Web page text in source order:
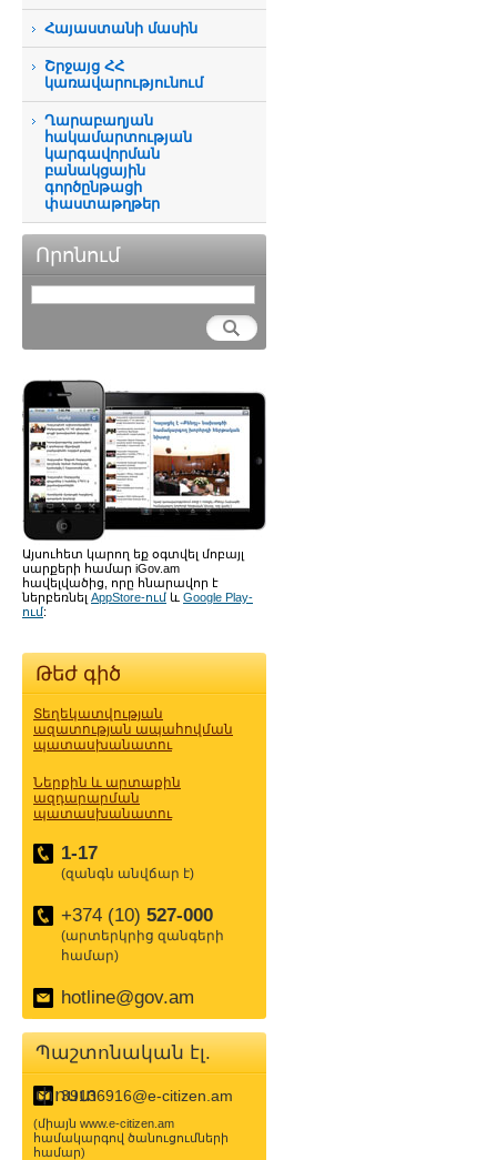
Հայաստանի մասին
Շրջայց ՀՀ
կառավարությունում
Ղարաբաղյան
հակամարտության
կարգավորման
բանակցային
գործընթացի
փաստաթղթեր
Որոնում
Այսուհետ կարող եք օգտվել մոբայլ
սարքերի համար iGov.am
հավելվածից, որը հնարավոր է
ներբեռնել AppStore-ում և Google Play-
ում:
Թեժ գիծ
Տեղեկատվության
ազատության ապահովման
պատասխանատու
Ներքին և արտաքին
ազդարարման
պատասխանատու
1-17
(զանգն անվճար է)
+374 (10) 527-000
(արտերկրից զանգերի
համար)
hotline@gov.am
Պաշտոնական էլ.
փոստ
39136916@e-citizen.am
(միայն www.e-citizen.am
համակարգով ծանուցումների
համար)